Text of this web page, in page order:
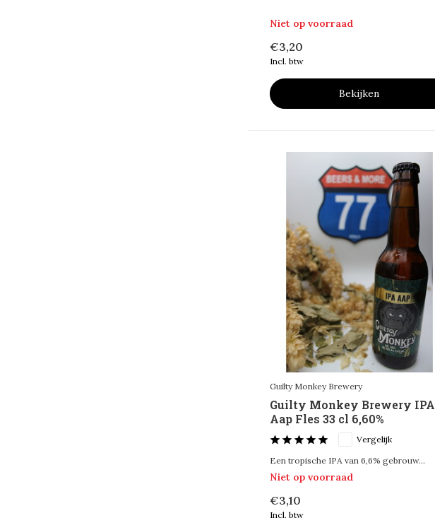
Niet op voorraad
€3,20
Incl. btw
Bekijken
Guilty Monkey Brewery
Guilty Monkey Brewery IPA
Aap Fles 33 cl 6,60%
Vergelijk
Een tropische IPA van 6,6% gebrouw...
Niet op voorraad
€3,10
Incl. btw